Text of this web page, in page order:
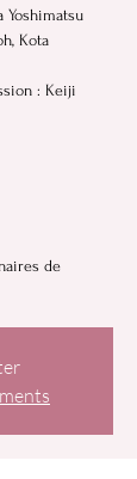
Yoshimatsu
Kota
: Keiji
de